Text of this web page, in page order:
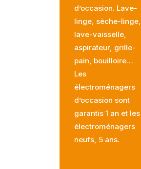
d’occasion. Lave-
linge, sèche-linge,
lave-vaisselle,
aspirateur, grille-
pain, bouilloire…
Les
électroménagers
d’occasion sont
garantis 1 an et les
électroménagers
neufs, 5 ans.